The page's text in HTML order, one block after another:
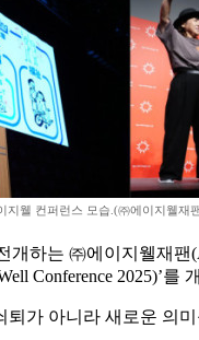
웰 컨퍼런스 모습.(㈜에이지웰재
하는 ㈜에이지웰재팬
Conference 2025)’를
가 아니라 새로운